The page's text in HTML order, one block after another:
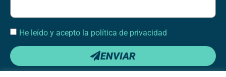
He leído y acepto la política de privacidad
ENVIAR